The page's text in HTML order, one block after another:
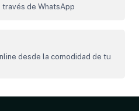
través de WhatsApp
desde la comodidad de tu